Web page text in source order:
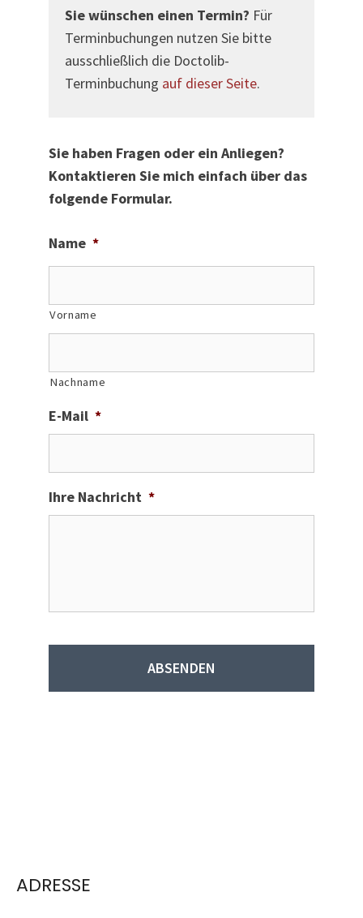
Sie wünschen einen Termin? Für
Terminbuchungen nutzen Sie bitte
ausschließlich die Doctolib-
Terminbuchung auf dieser Seite.
Sie haben Fragen oder ein Anliegen?
Kontaktieren Sie mich einfach über das
folgende Formular.
Name *
Vorname
Nachname
E-Mail *
Ihre Nachricht *
ADRESSE